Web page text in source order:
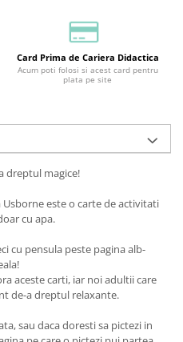
Card Prima de Cariera Didactica
Acum poti folosi si acest card pentru
plata pe site
dreptul magice!
Usborne este o carte de activitati
cu apa.
cu pensula peste pagina alb-
aceste carti, iar noi adultii care
de-a dreptul relaxante.
sau daca doresti sa pictezi in